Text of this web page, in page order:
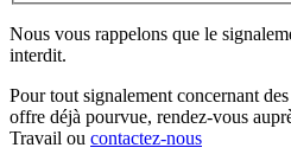
Nous vous rappelons que le
interdit.
Pour tout signalement concernant des
offre déjà pourvue, rendez-vous
Travail ou contactez-nous